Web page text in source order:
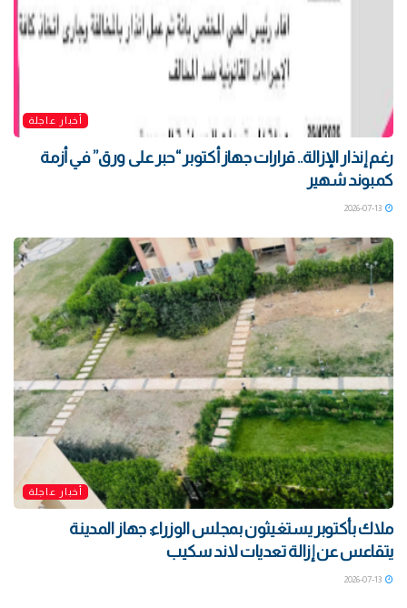
أخبار عاجلة
رغم إنذار الإزالة.. قرارات جهاز أكتوبر “حبر على ورق” في أزمة
كمبوند شهير
أخبار عاجلة
ملاك بأكتوبر يستغيثون بمجلس الوزراء: جهاز المدينة
يتقاعس عن إزالة تعديات لاند سكيب